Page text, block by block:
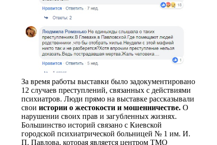
За время работы выставки было задокументировано
12 случаев преступлений, связанных с действиями
психиатров. Люди прямо на выставке рассказывали
свои истории о жестокости и мошенничестве. О
нарушении своих прав и загубленных жизнях.
Большинство историй связано с Киевской
городской психиатрической больницей № 1 им. И.
П. Павлова, которая является центром ТМО